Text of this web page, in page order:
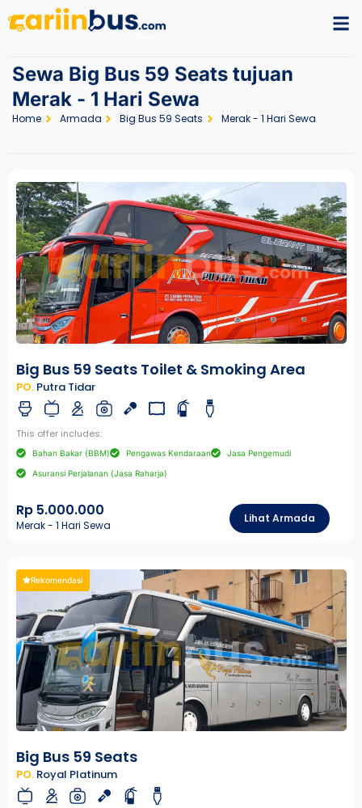
Sewa Big Bus 59 Seats tujuan
Merak - 1 Hari Sewa
Home Armada Big Bus 59 Seats Merak - 1 Hari Sewa
Big Bus 59 Seats Toilet & Smoking Area
PO. Putra Tidar
This offer includes:
Bahan Bakar (BBM) Pengawas Kendaraan Jasa Pengemudi
Asuransi Perjalanan (Jasa Raharja)
Rp 5.000.000
Merak - 1 Hari Sewa
Lihat Armada
Rekomendasi
Big Bus 59 Seats
PO. Royal Platinum